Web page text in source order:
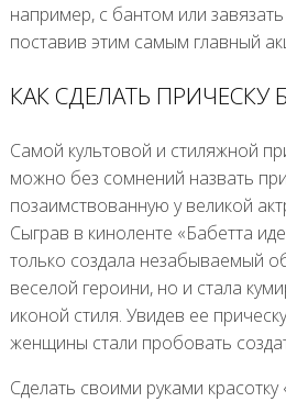
например, с бантом или
поставив этим самым главный
КАК СДЕЛАТЬ ПРИЧЕСКУ
Самой культовой и стиляжной
можно без сомнений назвать
позаимствованную у великой
Сыграв в киноленте «Бабетта
только создала незабываемый
веселой героини, но и стала
иконой стиля. Увидев ее
женщины стали пробовать
Сделать своими руками